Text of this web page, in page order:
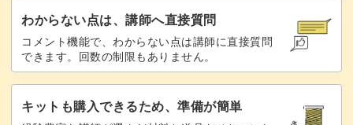
わからない点は、講師へ直接質問
コメント機能で、わからない点は講師に直接質問
できます。回数の制限もありません。
キットも購入できるため、準備が簡単